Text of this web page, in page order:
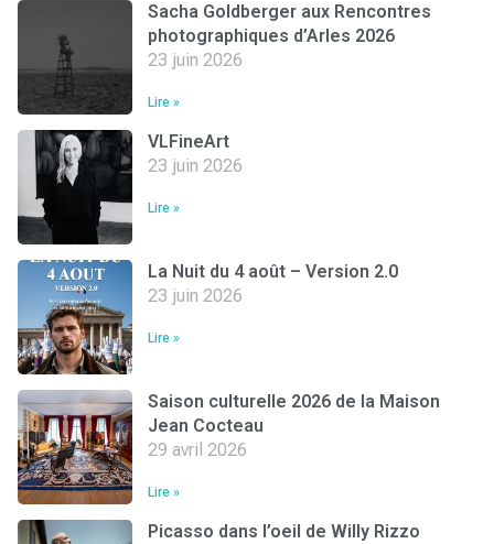
Sacha Goldberger aux Rencontres
photographiques d’Arles 2026
23 juin 2026
Lire »
VLFineArt
23 juin 2026
Lire »
La Nuit du 4 août – Version 2.0
23 juin 2026
Lire »
Saison culturelle 2026 de la Maison
Jean Cocteau
29 avril 2026
Lire »
Picasso dans l’oeil de Willy Rizzo